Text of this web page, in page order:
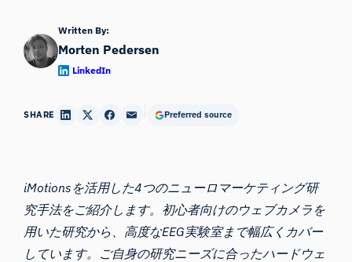
Written By:
Morten Pedersen
LinkedIn
SHARE Preferred source
iMotionsを活用した4つのニューロマーケティング研
究手法をご紹介します。初心者向けのウェブカメラを
用いた研究から、高度なEEG実験室まで幅広くカバー
しています。ご自身の研究ニーズに合ったハードウェ